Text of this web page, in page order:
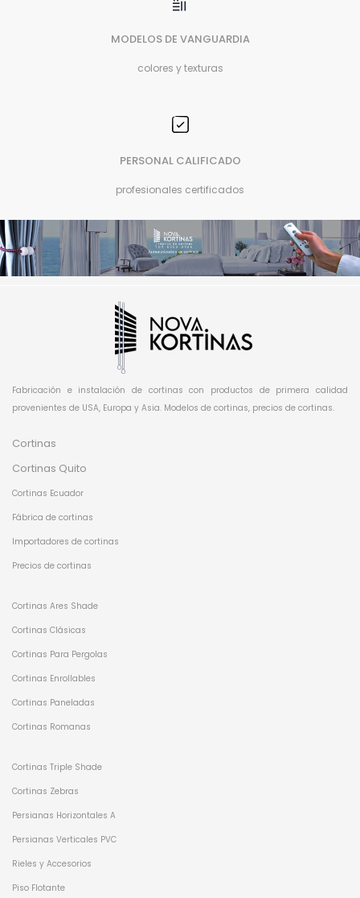
MODELOS DE VANGUARDIA
colores y texturas
PERSONAL CALIFICADO
profesionales certificados
Fabricación e instalación de cortinas con productos de primera calidad
provenientes de USA, Europa y Asia. Modelos de cortinas, precios de cortinas.
Cortinas
Cortinas Quito
Cortinas Ecuador
Fábrica de cortinas
Importadores de cortinas
Precios de cortinas
Cortinas Ares Shade
Cortinas Clásicas
Cortinas Para Pergolas
Cortinas Enrollables
Cortinas Paneladas
Cortinas Romanas
Cortinas Triple Shade
Cortinas Zebras
Persianas Horizontales A
Persianas Verticales PVC
Rieles y Accesorios
Piso Flotante